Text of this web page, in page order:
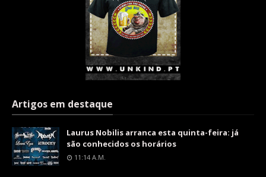
Artigos em destaque
Laurus Nobilis arranca esta quinta-feira: já
são conhecidos os horários
11:14 A.m.